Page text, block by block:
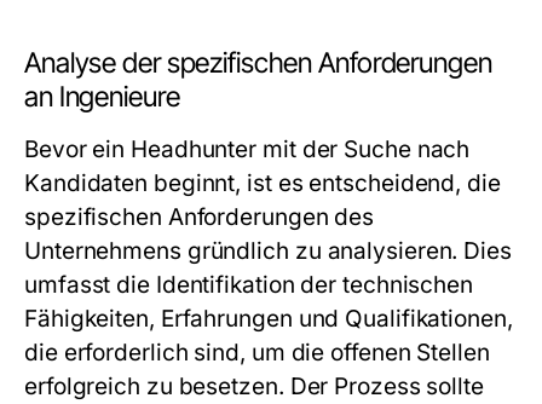
Analyse der spezifischen Anforderungen
an Ingenieure
Bevor ein Headhunter mit der Suche nach
Kandidaten beginnt, ist es entscheidend, die
spezifischen Anforderungen des
Unternehmens gründlich zu analysieren. Dies
umfasst die Identifikation der technischen
Fähigkeiten, Erfahrungen und Qualifikationen,
die erforderlich sind, um die offenen Stellen
erfolgreich zu besetzen. Der Prozess sollte